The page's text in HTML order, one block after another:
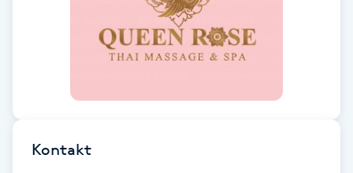
Gellack med förstärkning
Gruppträning
Kontakt